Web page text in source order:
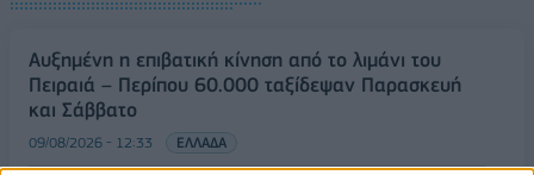
Αυξημένη η επιβατική κίνηση από το λιμάνι του
Πειραιά – Περίπου 60.000 ταξίδεψαν Παρασκευή
και Σάββατο
09/08/2026 - 12:33 ΕΛΛΑΔΑ